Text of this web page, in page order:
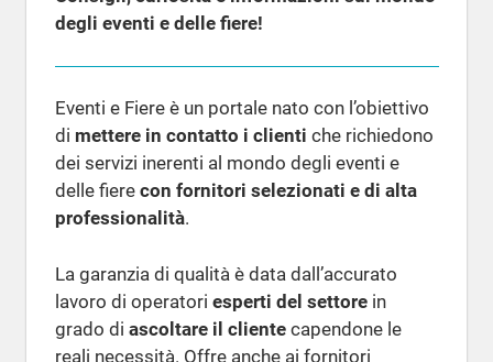
degli eventi e delle fiere!
Eventi e Fiere è un portale nato con l’obiettivo
di mettere in contatto i clienti che richiedono
dei servizi inerenti al mondo degli eventi e
delle fierecon fornitori selezionati e di alta
professionalità.
La garanzia di qualità è data dall’accurato
lavoro di operatori esperti del settorein
grado di ascoltare il clientecapendone le
reali necessità. Offre anche ai fornitori